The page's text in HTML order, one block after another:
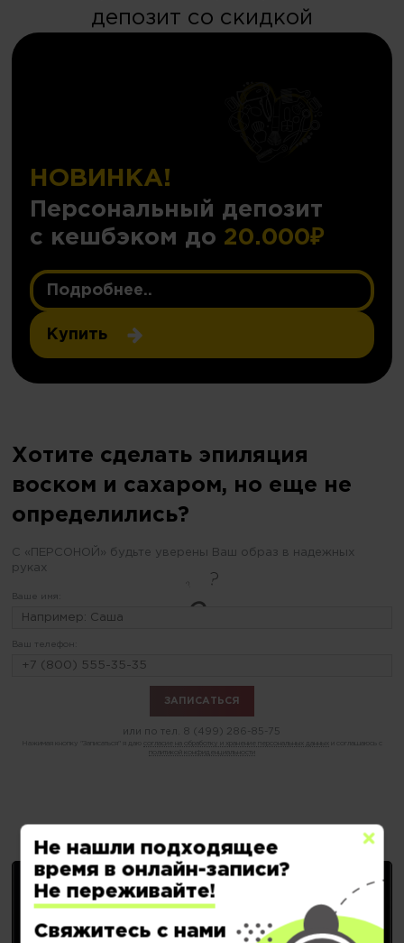
депозит со скидкой
НОВИНКА!
Персональный депозит
с кешбэком до 20.000₽
Подробнее..
Купить
Хотите сделать эпиляция
воском и сахаром, но еще не
определились?
С «ПЕРСОНОЙ» будьте уверены Ваш образ в надежных
руках
Ваше имя:
Ваш телефон:
или по тел. 8 (499) 286-85-75
Нажимая кнопку "Записаться" я даю согласие на обработку и хранение персональных данных
политикой конфиденциальности
ЖЕНСКИЕ СТРИЖКИ
Не нашли подходящее
время в онлайн-записи?
Не переживайте!
Свяжитесь с нами